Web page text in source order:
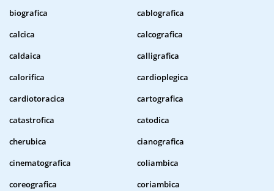
biografica
cablografica
calcica
calcografica
caldaica
calligrafica
calorifica
cardioplegica
cardiotoracica
cartografica
catastrofica
catodica
cherubica
cianografica
cinematografica
coliambica
coreografica
coriambica